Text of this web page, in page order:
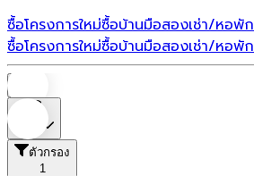
ซื้อโครงการใหม่ซื้อบ้านมือสองเช่า/หอพัก
ซื้อโครงการใหม่ซื้อบ้านมือสองเช่า/หอพัก
ตัวกรอง
1